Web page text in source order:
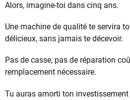
Alors, imagine-toi dans cinq ans.
Une machine de qualité te servira
délicieux, sans jamais te décevoir.
Pas de casse, pas de réparation
remplacement nécessaire.
Tu auras amorti ton